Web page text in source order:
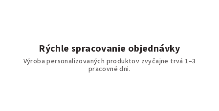
Rýchle spracovanie objednávky
Výroba personalizovaných produktov zvyčajne trvá 1–3
pracovné dni.